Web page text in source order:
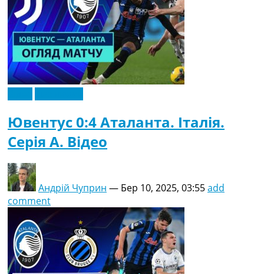
Ювентус 0:4 Аталанта. Італія.
Серія A. Відео
Андрій Чуприн — Бер 10, 2025, 03:55add
comment